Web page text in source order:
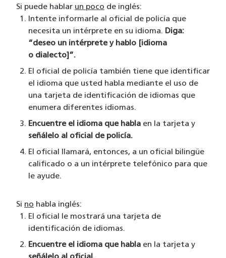
Si puede hablar un poco de inglés:
Intente informarle al oficial de policía que
necesita un intérprete en su idioma. Diga:
“deseo un intérprete y hablo [idioma
o dialecto]”.
El oficial de policía también tiene que identificar
el idioma que usted habla mediante el uso de
una tarjeta de identificación de idiomas que
enumera diferentes idiomas.
Encuentre el idioma que habla en la tarjeta y
señálelo al oficial de policía.
El oficial llamará, entonces, a un oficial bilingüe
calificado o a un intérprete telefónico para que
le ayude.
Si no habla inglés:
El oficial le mostrará una tarjeta de
identificación de idiomas.
Encuentre el idioma que habla en la tarjeta y